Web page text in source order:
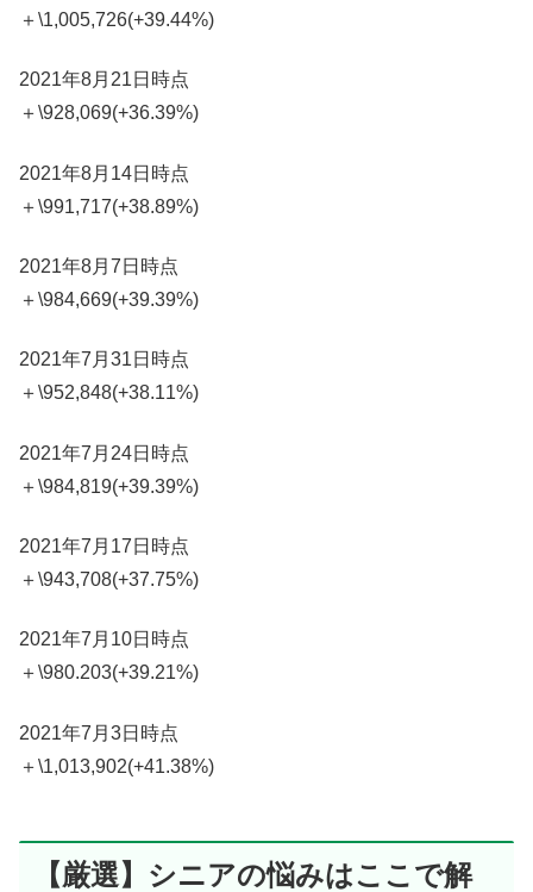
＋\1,005,726(+39.44%)
2021年8月21日時点
＋\928,069(+36.39%)
2021年8月14日時点
＋\991,717(+38.89%)
2021年8月7日時点
＋\984,669(+39.39%)
2021年7月31日時点
＋\952,848(+38.11%)
2021年7月24日時点
＋\984,819(+39.39%)
2021年7月17日時点
＋\943,708(+37.75%)
2021年7月10日時点
＋\980.203(+39.21%)
2021年7月3日時点
＋\1,013,902(+41.38%)
【厳選】シニアの悩みはここで解